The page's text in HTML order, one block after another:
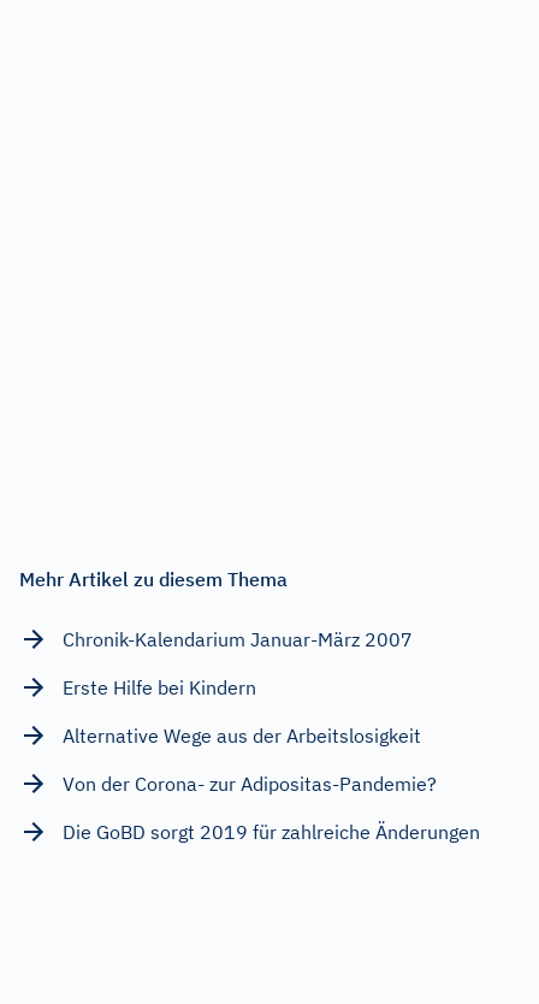
Mehr Artikel zu diesem Thema
Chronik-Kalendarium Januar-März 2007
Erste Hilfe bei Kindern
Alternative Wege aus der Arbeitslosigkeit
Von der Corona- zur Adipositas-Pandemie?
Die GoBD sorgt 2019 für zahlreiche Änderungen